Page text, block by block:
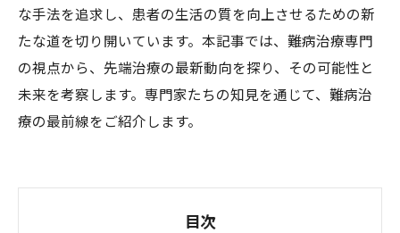
な手法を追求し、患者の生活の質を向上させるための新
たな道を切り開いています。本記事では、難病治療専門
の視点から、先端治療の最新動向を探り、その可能性と
未来を考察します。専門家たちの知見を通じて、難病治
療の最前線をご紹介します。
目次